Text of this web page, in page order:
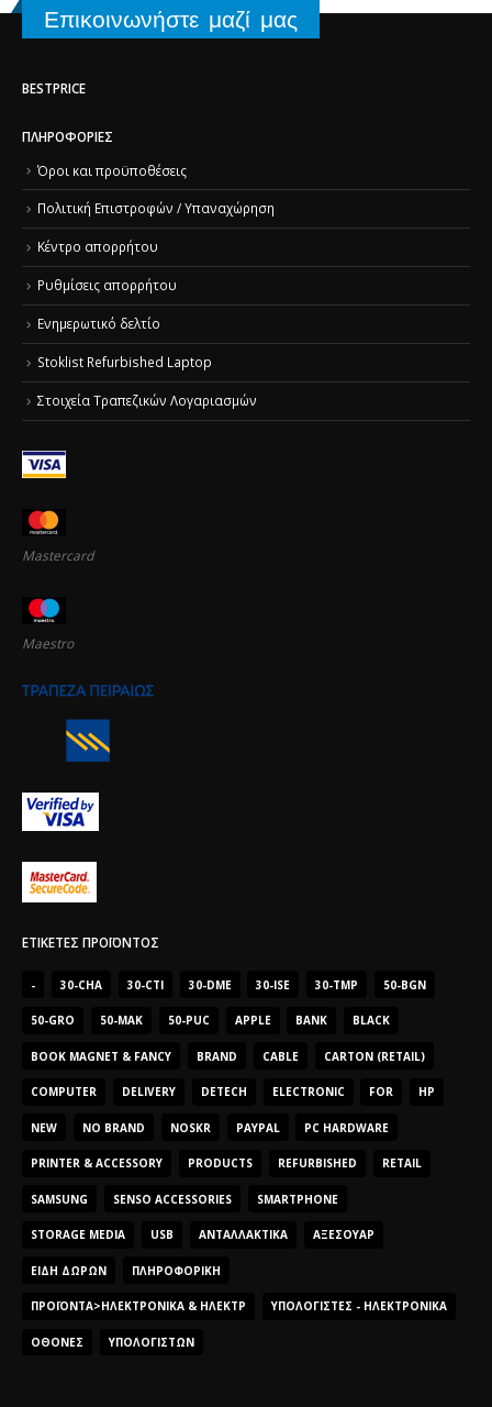
Επικοινωνήστε μαζί μας
BESTPRICE
ΠΛΗΡΟΦΟΡΊΕΣ
Όροι και προϋποθέσεις
Πολιτική Επιστροφών / Υπαναχώρηση
Κέντρο απορρήτου
Ρυθμίσεις απορρήτου
Ενημερωτικό δελτίο
Stoklist Refurbished Laptop
Στοιχεία Τραπεζικών Λογαριασμών
Mastercard
Maestro
ΕΤΙΚΈΤΕΣ ΠΡΟΪΌΝΤΟΣ
- 30-CHA 30-CTI 30-DME 30-ISE 30-TMP 50-BGN
50-GRO 50-MAK 50-PUC APPLE BANK BLACK
BOOK MAGNET & FANCY BRAND CABLE CARTON (RETAIL)
COMPUTER DELIVERY DETECH ELECTRONIC FOR HP
NEW NO BRAND NOSKR PAYPAL PC HARDWARE
PRINTER & ACCESSORY PRODUCTS REFURBISHED RETAIL
SAMSUNG SENSO ACCESSORIES SMARTPHONE
STORAGE MEDIA USB ΑΝΤΑΛΛΑΚΤΙΚΆ ΑΞΕΣΟΥΆΡ
ΕΊΔΗ ΔΏΡΩΝ ΠΛΗΡΟΦΟΡΙΚΉ
ΠΡΟΪΌΝΤΑ>ΗΛΕΚΤΡΟΝΙΚΆ & ΗΛΕΚΤΡ ΥΠΟΛΟΓΙΣΤΈΣ - ΗΛΕΚΤΡΟΝΙΚΆ
ΟΘΌΝΕΣ ΥΠΟΛΟΓΙΣΤΏΝ